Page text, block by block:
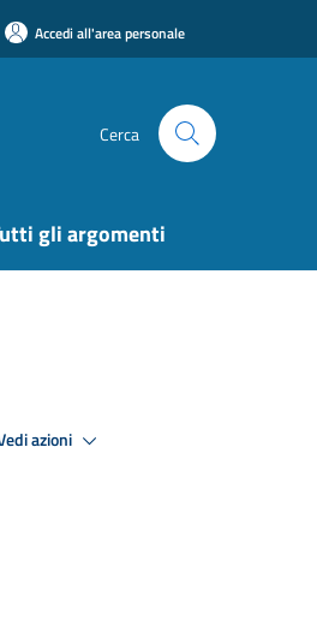
Accedi all'area personale
Cerca
gli argomenti
azioni